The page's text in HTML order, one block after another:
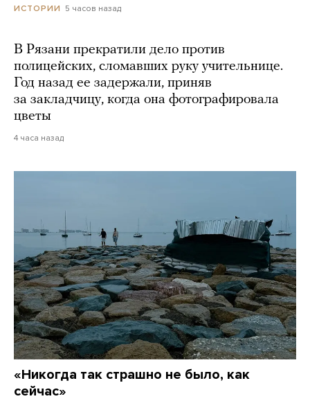
ИСТОРИИ 5 часов назад
В Рязани прекратили дело против
полицейских, сломавших руку учительнице.
Год назад ее задержали, приняв
за закладчицу, когда она фотографировала
цветы
4 часа назад
«Никогда так страшно не было, как
сейчас»